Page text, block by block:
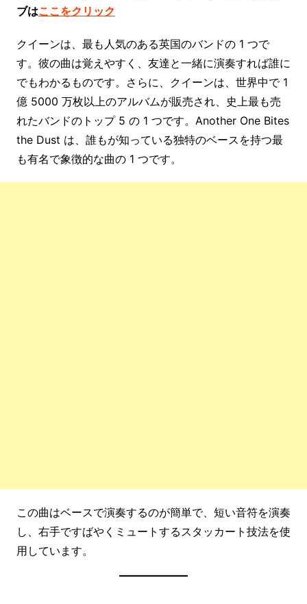
ブはここをクリック
クイーンは、最も人気のある英国のバンドの 1 つで
す。彼の曲は覚えやすく、友達と一緒に演奏すれば誰に
でもわかるものです。さらに、クイーンは、世界中で 1
億 5000 万枚以上のアルバムが販売され、史上最も売
れたバンドのトップ 5 の 1 つです。Another One Bites
the Dust は、誰もが知っている独特のベースを持つ最
も有名で象徴的な曲の 1 つです。
この曲はベースで演奏するのが簡単で、短い音符を演奏
し、右手ですばやくミュートするスタッカート技法を使
用しています。